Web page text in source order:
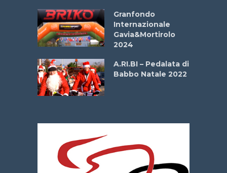
Granfondo
Internazionale
Gavia&Mortirolo
2024
A.RI.BI – Pedalata di
Babbo Natale 2022